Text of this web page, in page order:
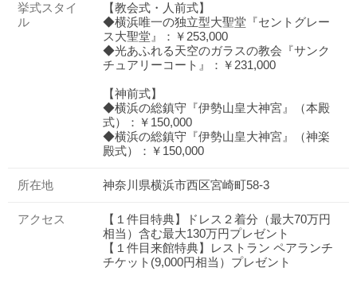
挙式スタイ
ル
【教会式・人前式】
◆横浜唯一の独立型大聖堂『セントグレー
ス大聖堂』：￥253,000
◆光あふれる天空のガラスの教会『サンク
チュアリーコート』：￥231,000
【神前式】
◆横浜の総鎮守『伊勢山皇大神宮』（本殿
式）：￥150,000
◆横浜の総鎮守『伊勢山皇大神宮』（神楽
殿式）：￥150,000
所在地 神奈川県横浜市西区宮崎町58-3
アクセス
【１件目特典】ドレス２着分（最大70万円
相当）含む最大130万円プレゼント
【１件目来館特典】レストラン ペアランチ
チケット(9,000円相当）プレゼント